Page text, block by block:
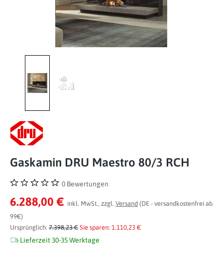
Gaskamin DRU Maestro 80/3 RCH
Durchschnittliche Bewertung von 0 von 5 Sternen
0 Bewertungen
6.288,00 € inkl. MwSt., zzgl. Versand (DE - versandkostenfrei ab
99€)
Ursprünglich: 7.398,23 € Sie sparen: 1.110,23 €
Lieferzeit 30-35 Werktage